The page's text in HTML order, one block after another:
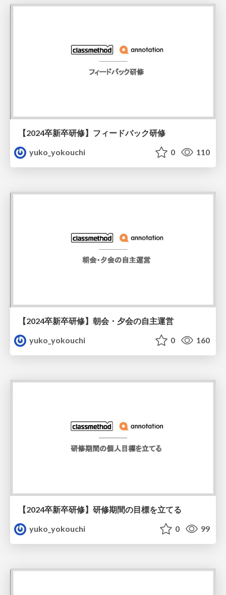
【2024卒新卒研修】フィードバック研修
yuko_yokouchi
0 110
【2024卒新卒研修】朝会・夕会の自主運営
yuko_yokouchi
0 160
【2024卒新卒研修】研修期間の目標を立てる
yuko_yokouchi
0 99